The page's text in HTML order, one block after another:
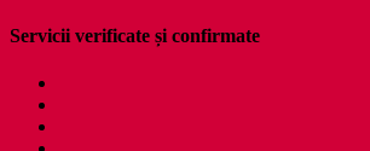
Servicii verificate și confirmate